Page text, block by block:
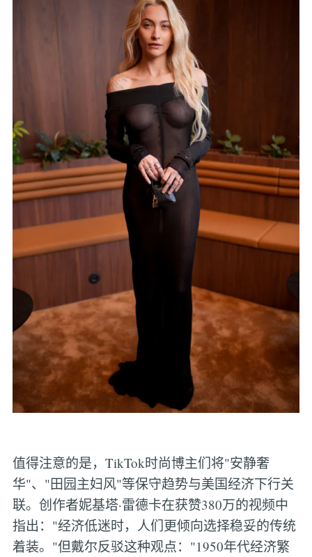
值得注意的是，TikTok时尚博主们将"安静奢
华"、"田园主妇风"等保守趋势与美国经济下行关
联。创作者妮基塔·雷德卡在获赞380万的视频中
指出："经济低迷时，人们更倾向选择稳妥的传统
着装。"但戴尔反驳这种观点："1950年代经济繁